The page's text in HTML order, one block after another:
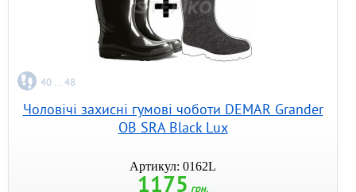
40 ... 48
Чоловічі захисні гумові чоботи DEMAR Grander
OB SRA Black Lux
Артикул: 0162L
1175 грн.